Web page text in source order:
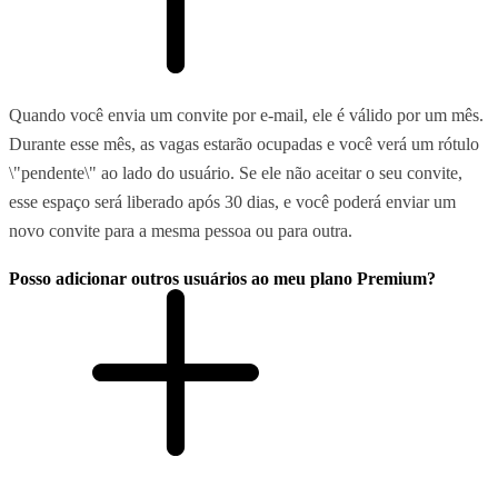
Quando você envia um convite por e-mail, ele é válido por um mês.
Durante esse mês, as vagas estarão ocupadas e você verá um rótulo
\"pendente\" ao lado do usuário. Se ele não aceitar o seu convite,
esse espaço será liberado após 30 dias, e você poderá enviar um
novo convite para a mesma pessoa ou para outra.
Posso adicionar outros usuários ao meu plano Premium?